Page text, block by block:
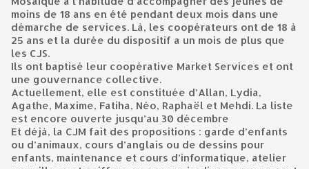
moins de 18 ans en été pendant deux mois dans une
démarche de services. Là, les coopérateurs ont de 18 à
25 ans et la durée du dispositif a un mois de plus que
les CJS.
Ils ont baptisé leur coopérative Market Services et ont
une gouvernance collective.
Actuellement, elle est constituée d’Allan, Lydia,
Agathe, Maxime, Fatiha, Néo, Raphaël et Mehdi. La liste
est encore ouverte jusqu’au 30 décembre
Et déjà, la CJM fait des propositions : garde d’enfants
ou d’animaux, cours d’anglais ou de dessins pour
enfants, maintenance et cours d’informatique, atelier